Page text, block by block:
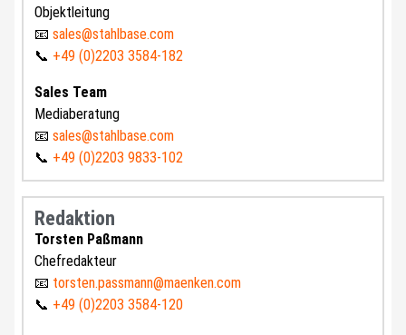
Objektleitung
📧 sales@stahlbase.com
📞 +49 (0)2203 3584-182
Sales Team
Mediaberatung
📧 sales@stahlbase.com
📞 +49 (0)2203 9833-102
Redaktion
Torsten Paßmann
Chefredakteur
📧 torsten.passmann@maenken.com
📞 +49 (0)2203 3584-120